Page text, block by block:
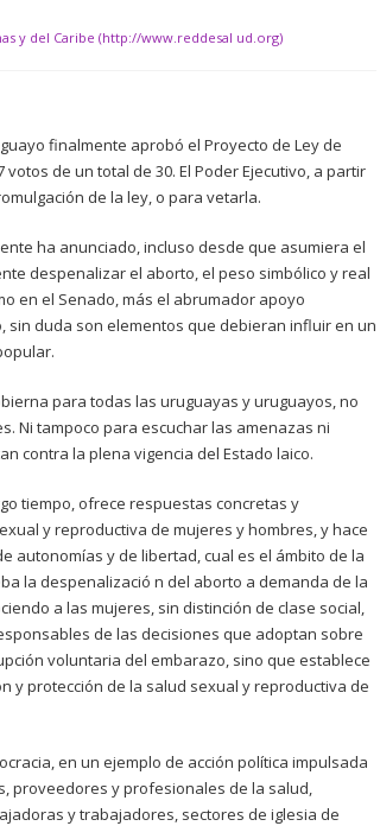
y del Caribe (http://www.reddesal ud.org)
finalmente aprobó el Proyecto de Ley de
de un total de 30. El Poder Ejecutivo, a partir
de la ley, o para vetarla.
ha anunciado, incluso desde que asumiera el
despenalizar el aborto, el peso simbólico y real
en el Senado, más el abrumador apoyo
sin duda son elementos que debieran influir en un
para todas las uruguayas y uruguayos, no
Ni tampoco para escuchar las amenazas ni
contra la plena vigencia del Estado laico.
tiempo, ofrece respuestas concretas y
y reproductiva de mujeres y hombres, y hace
autonomías y de libertad, cual es el ámbito de la
la despenalizació n del aborto a demanda de la
a las mujeres, sin distinción de clase social,
de las decisiones que adoptan sobre
voluntaria del embarazo, sino que establece
y protección de la salud sexual y reproductiva de
en un ejemplo de acción política impulsada
proveedores y profesionales de la salud,
y trabajadores, sectores de iglesia de